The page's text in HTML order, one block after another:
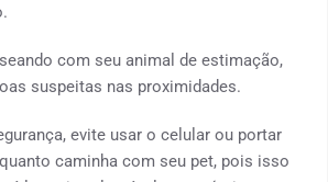
com seu animal de estimação,
suspeitas nas proximidades.
evite usar o celular ou portar
caminha com seu pet, pois isso